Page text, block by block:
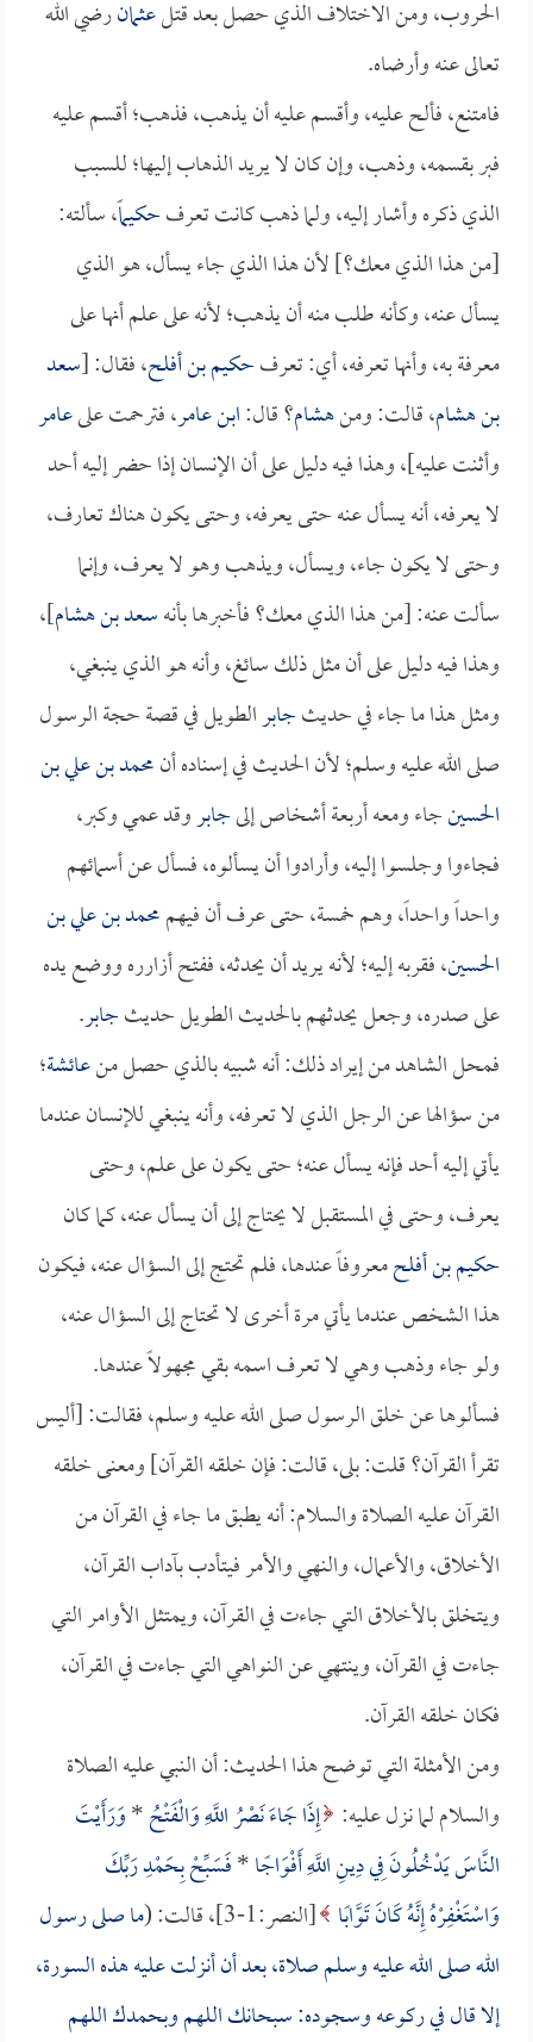
الحروب، ومن الاختلاف الذي حصل بعد قتلعثمانرضي الله
تعالى عنه وأرضاه.
فامتنع، فألح عليه، وأقسم عليه أن يذهب، فذهب؛ أقسم عليه
فبر بقسمه، وذهب، وإن كان لا يريد الذهاب إليها؛ للسبب
الذي ذكره وأشار إليه، ولما ذهب كانت تعرفحكيماً، سألته:
[من هذا الذي معك؟] لأن هذا الذي جاء يسأل، هو الذي
يسأل عنه، وكأنه طلب منه أن يذهب؛ لأنه على علم أنها على
معرفة به، وأنها تعرفه، أي: تعرفحكيم بن أفلح، فقال: [سعد
بن هشام، قالت: ومنهشام؟ قال:ابن عامر، فترحمت علىعامر
وأثنت عليه]، وهذا فيه دليل على أن الإنسان إذا حضر إليه أحد
لا يعرفه، أنه يسأل عنه حتى يعرفه، وحتى يكون هناك تعارف،
وحتى لا يكون جاء، ويسأل، ويذهب وهو لا يعرف، وإنما
سألت عنه: [من هذا الذي معك؟ فأخبرها بأنهسعد بن هشام]،
وهذا فيه دليل على أن مثل ذلك سائغ، وأنه هو الذي ينبغي،
ومثل هذا ما جاء في حديثجابرالطويل في قصة حجة الرسول
صلى الله عليه وسلم؛ لأن الحديث في إسناده أنمحمد بن علي بن
الحسينجاء ومعه أربعة أشخاص إلىجابروقد عمي وكبر،
فجاءوا وجلسوا إليه، وأرادوا أن يسألوه، فسأل عن أسمائهم
واحداً واحداً، وهم خمسة، حتى عرف أن فيهممحمد بن علي بن
الحسين، فقربه إليه؛ لأنه يريد أن يحدثه، ففتح أزارره ووضع يده
على صدره، وجعل يحدثهم بالحديث الطويل حديثجابر.
فمحل الشاهد من إيراد ذلك: أنه شبيه بالذي حصل منعائشة؛
من سؤالها عن الرجل الذي لا تعرفه، وأنه ينبغي للإنسان عندما
يأتي إليه أحد فإنه يسأل عنه؛ حتى يكون على علم، وحتى
يعرف، وحتى في المستقبل لا يحتاج إلى أن يسأل عنه، كما كان
حكيم بن أفلحمعروفاً عندها، فلم تحتج إلى السؤال عنه، فيكون
هذا الشخص عندما يأتي مرة أخرى لا تحتاج إلى السؤال عنه،
ولو جاء وذهب وهي لا تعرف اسمه بقي مجهولاً عندها.
فسألوها عن خلق الرسول صلى الله عليه وسلم، فقالت: [أليس
تقرأ القرآن؟ قلت: بلى، قالت: فإن خلقه القرآن] ومعنى خلقه
القرآن عليه الصلاة والسلام: أنه يطبق ما جاء في القرآن من
الأخلاق، والأعمال، والنهي والأمر فيتأدب بآداب القرآن،
ويتخلق بالأخلاق التي جاءت في القرآن، ويمتثل الأوامر التي
جاءت في القرآن، وينتهي عن النواهي التي جاءت في القرآن،
فكان خلقه القرآن.
ومن الأمثلة التي توضح هذا الحديث: أن النبي عليه الصلاة
والسلام لما نزل عليه: إِذَا جَاءَ نَصْرُ اللَّهِ وَالْفَتْحُ*وَرَأَيْتَ
النَّاسَ يَدْخُلُونَ فِي دِينِ اللَّهِ أَفْوَاجًا*فَسَبِّحْ بِحَمْدِ رَبِّكَ
وَاسْتَغْفِرْهُ إِنَّهُ كَانَ تَوَّابًا [النصر:1-3]، قالت: (
ما صلى رسول
الله صلى الله عليه وسلم صلاة، بعد أن أنزلت عليه هذه السورة،
إلا قال في ركوعه وسجوده: سبحانك اللهم وبحمدك اللهم